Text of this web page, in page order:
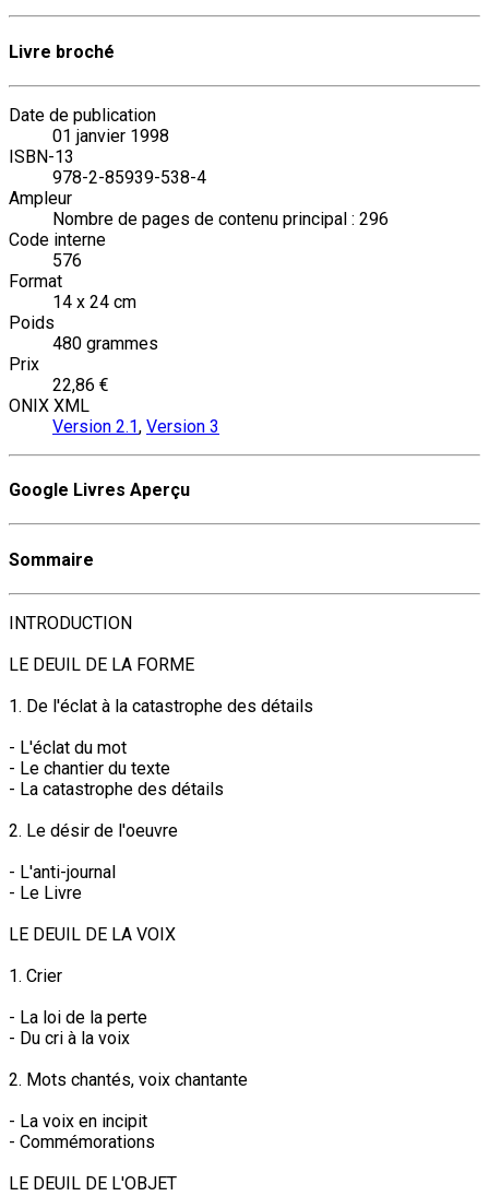
Livre broché
Date de publication
01 janvier 1998
ISBN-13
978-2-85939-538-4
Ampleur
Nombre de pages de contenu principal : 296
Code interne
576
Format
14 x 24 cm
Poids
480 grammes
Prix
22,86 €
ONIX XML
Version 2.1, Version 3
Google Livres Aperçu
Sommaire
INTRODUCTION
LE DEUIL DE LA FORME
1. De l'éclat à la catastrophe des détails
- L'éclat du mot
- Le chantier du texte
- La catastrophe des détails
2. Le désir de l'oeuvre
- L'anti-journal
- Le Livre
LE DEUIL DE LA VOIX
1. Crier
- La loi de la perte
- Du cri à la voix
2. Mots chantés, voix chantante
- La voix en incipit
- Commémorations
LE DEUIL DE L'OBJET